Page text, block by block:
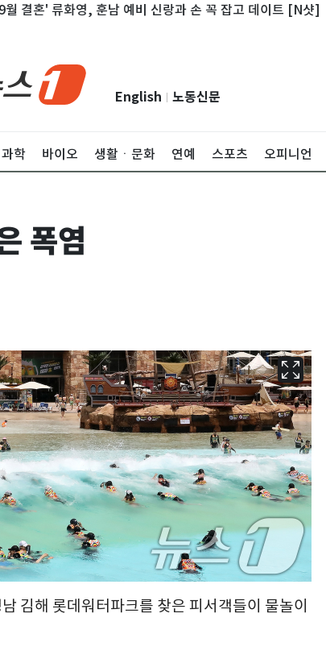
' 류화영, 훈남 예비 신랑과 손 꼭 잡고 데이트 [N샷] 유
English 노동신문
학 바이오 생활ㆍ문화 연예 스포츠 오피니언
폭염
김해 롯데워터파크를 찾은 피서객들이 물놀이